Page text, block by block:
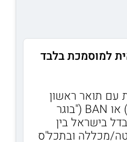
למוסמכת בלבד
עם תואר ראשון
BSN (בוגר מדעי הסיעוד) או BAN ("בוגר
בישראל בין
מכללה ובתכל'ס